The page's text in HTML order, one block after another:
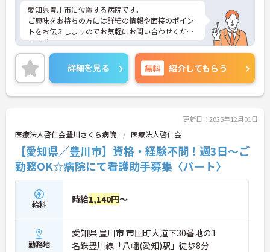
愛知県豊川市に位置する病院です。
ご興味をお持ちの方には詳細の情報や面接のポイン
トをお伝えしますのでお気軽にお問い合わせくださ
いませ。
詳細を見る 無料 紹介してもらう
更新日：2025年12月01日
医療法人啓仁会豊川さくら病院 医療法人啓仁会
【愛知県／豊川市】資格・経験不問！週3日～ご
勤務OK☆病院にて看護助手募集〈パート〉
給料 時給1,140円～
勤務地
愛知県 豊川市 市田町大道下30番地の1
名鉄豊川線「八幡(愛知)駅」徒歩8分